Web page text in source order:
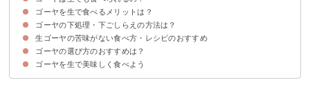
ゴーヤは生食できる
ゴーヤを生で食べるメリットは？
加熱するより生の方が栄養価を摂れる
ゴーヤの下処理・下ごしらえの方法は？
①ワタを取る
②料理に合わせ切る
③苦味をとる
生ゴーヤの苦味がない食べ方・レシピのおすすめ
①ゴーヤのフルーツサラダ
②ゴーヤとバナナのジュース
③ゴーヤヨーグルトジュース
④ゴーヤとシーチキンのマヨサラダ
⑤鯖水煮缶とゴーヤのマヨサラダ
⑥玉ねぎとゴーヤのサラダ
⑦ゴーヤの酢の物
⑧ゴーヤとレモンのスムージー
⑨ゴーヤとりんごのスムージー
⑩ゴーヤの塩昆布和え
⑪ゴーヤとコーンのサラダ
⑫ゴーヤとスイカのジュース
ゴーヤの選び方のおすすめは？
①ゴーヤの苦くないのの選び方
②ゴーヤの新鮮な選び方
ゴーヤを生で美味しく食べよう